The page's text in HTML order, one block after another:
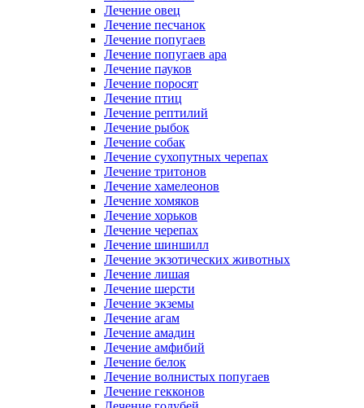
Лечение овец
Лечение песчанок
Лечение попугаев
Лечение попугаев ара
Лечение пауков
Лечение поросят
Лечение птиц
Лечение рептилий
Лечение рыбок
Лечение собак
Лечение сухопутных черепах
Лечение тритонов
Лечение хамелеонов
Лечение хомяков
Лечение хорьков
Лечение черепах
Лечение шиншилл
Лечение экзотических животных
Лечение лишая
Лечение шерсти
Лечение экземы
Лечение агам
Лечение амадин
Лечение амфибий
Лечение белок
Лечение волнистых попугаев
Лечение гекконов